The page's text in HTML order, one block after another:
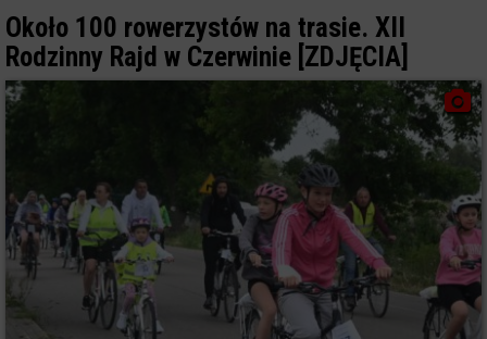
Około 100 rowerzystów na trasie. XII
Rodzinny Rajd w Czerwinie [ZDJĘCIA]